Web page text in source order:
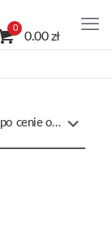
0
0.00 zł